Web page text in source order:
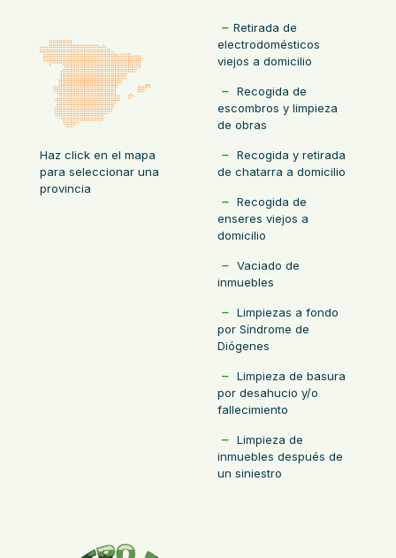
Haz click en el mapa
para seleccionar una
provincia
Retirada de
electrodomésticos
viejos a domicilio
Recogida de
escombros y limpieza
de obras
Recogida y retirada
de chatarra a domicilio
Recogida de
enseres viejos a
domicilio
Vaciado de
inmuebles
Limpiezas a fondo
por Síndrome de
Diógenes
Limpieza de basura
por desahucio y/o
fallecimiento
Limpieza de
inmuebles después de
un siniestro